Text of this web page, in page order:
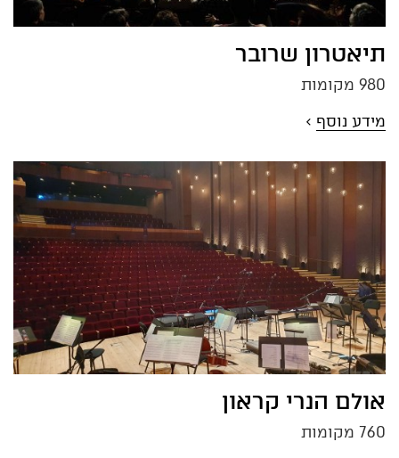
תיאטרון שרובר
980 מקומות
מידע נוסף >
אולם הנרי קראון
760 מקומות